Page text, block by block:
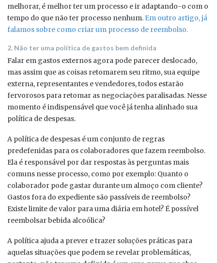
melhorar, é melhor ter um processo e ir adaptando-o com o
tempo do que não ter processo nenhum. Em outro artigo, já
falamos sobre como criar um processo de reembolso.
2. Não ter uma política de gastos bem definida
Falar em gastos externos agora pode parecer deslocado,
mas assim que as coisas retomarem seu ritmo, sua equipe
externa, representantes e vendedores, todos estarão
fervorosos para retomar as negociações paralisadas. Nesse
momento é indispensável que você já tenha alinhado sua
política de despesas.
A política de despesas é um conjunto de regras
predefenidas para os colaboradores que fazem reembolso.
Ela é responsável por dar respostas às perguntas mais
comuns nesse processo, como por exemplo: Quanto o
colaborador pode gastar durante um almoço com cliente?
Gastos fora do expediente são passíveis de reembolso?
Existe limite de valor para uma diária em hotel? É possível
reembolsar bebida alcoólica?
A política ajuda a prever e trazer soluções práticas para
aquelas situações que podem se revelar problemáticas,